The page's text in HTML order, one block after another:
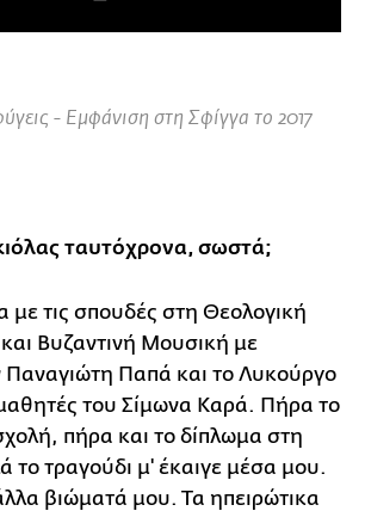
- Εμφάνιση στη Σφίγγα το 2017
ταυτόχρονα, σωστά;
με τις σπουδές στη Θεολογική
Βυζαντινή Μουσική με
Παναγιώτη Παπά και το Λυκούργο
του Σίμωνα Καρά. Πήρα το
πήρα και το δίπλωμα στη
το τραγούδι μ' έκαιγε μέσα μου.
βιώματά μου. Τα ηπειρώτικα